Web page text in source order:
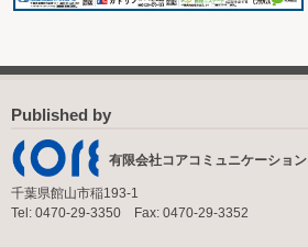
Published by
有限会社コアコミュニケーション
千葉県館山市稲193-1
Tel: 0470-29-3350 Fax: 0470-29-3352